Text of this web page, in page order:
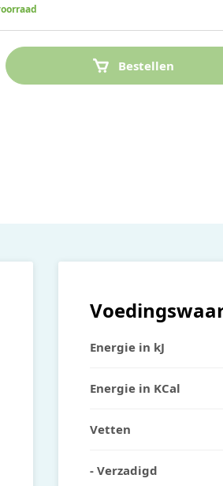
Bestellen
Energie in kJ
Energie in KCal
Vetten
- Verzadigd